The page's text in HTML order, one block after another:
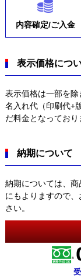
内容確定/ご入金
表示価格につ
表示価格は一部を除
名入れ代（印刷代+
だ料金となっており
納期について
納期については、
にもよりますので
さい。